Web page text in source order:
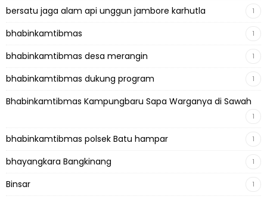
bersatu jaga alam api unggun jambore karhutla 1
bhabinkamtibmas 1
bhabinkamtibmas desa merangin 1
bhabinkamtibmas dukung program 1
Bhabinkamtibmas Kampungbaru Sapa Warganya di Sawah
1
bhabinkamtibmas polsek Batu hampar 1
bhayangkara Bangkinang 1
Binsar 1